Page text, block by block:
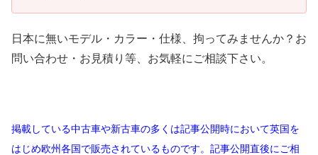
日本に無いモデル・カラー・仕様、拘ってみませんか？お
問い合わせ・お見積り等、お気軽にご相談下さい。
掲載している中古車や新古車の多くは記事公開時において英国を
はじめ欧州各国で販売されているものです。記事公開直後にご相